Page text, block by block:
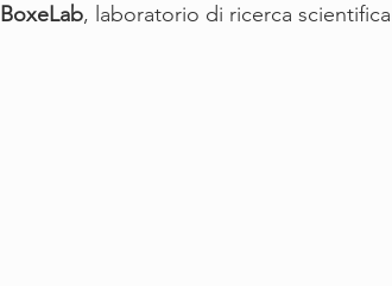
BoxeLab, laboratorio di ricerca